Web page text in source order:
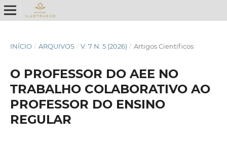
INÍCIO / ARQUIVOS / V. 7 N. 5 (2026) / Artigos Científicos
O PROFESSOR DO AEE NO
TRABALHO COLABORATIVO AO
PROFESSOR DO ENSINO
REGULAR